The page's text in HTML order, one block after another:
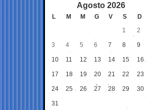
Agosto 2026
L M M G V S
D
1
2
3 4 5 6 7 8 9
10 11 12 13 14 15 16
17 18 19 20 21 22 23
24 25 26 27 28 29 30
31